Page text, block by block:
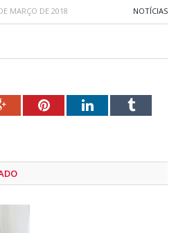
MARÇO DE 2018 NOTÍCIAS
Google+PinterestLinkedInTumblr